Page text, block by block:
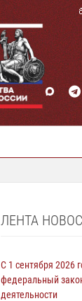
ЛЕНТА
С 1 сентября 2026
федеральный
деятельности